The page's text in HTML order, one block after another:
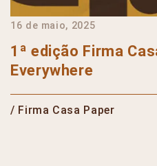
16 de maio, 2025
1ª edição Firma
Everywhere
/ Firma Casa Paper